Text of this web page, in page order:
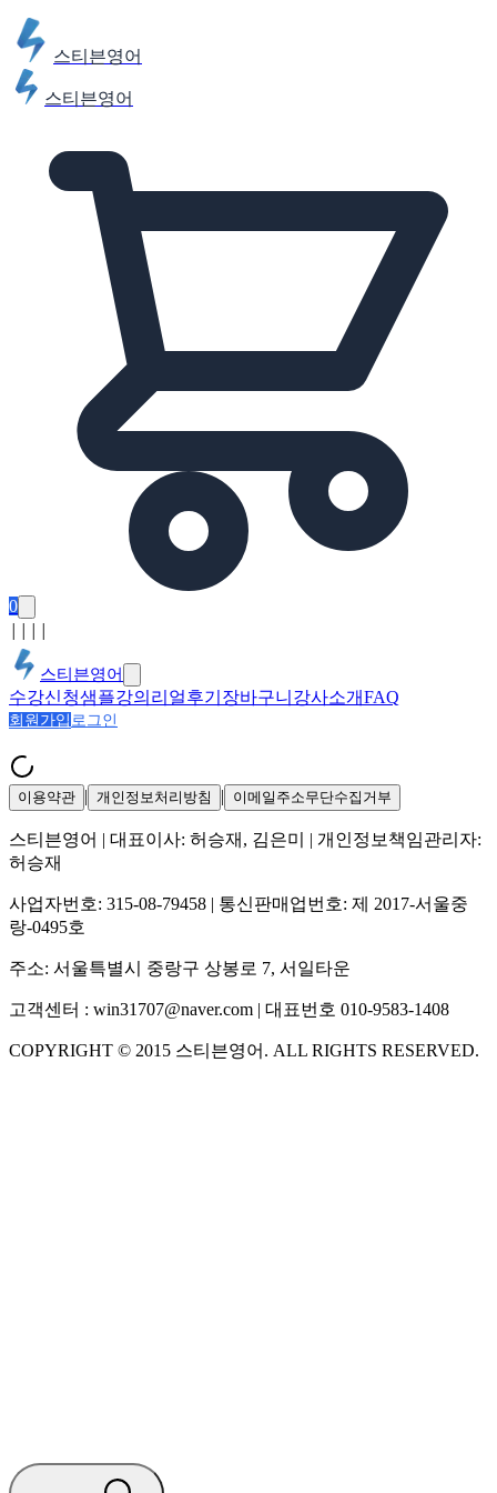
스티븐영어
스티븐영어
0
스티븐영어
수강신청샘플강의 리얼후기 장바구니 강사소개FAQ
회원가입 로그인
이용약관 | 개인정보처리방침 | 이메일주소무단수집거부
스티븐영어 | 대표이사: 허승재, 김은미
| 개인정보책임관리자:
허승재
사업자번호: 315-08-79458 | 통신판매업번호: 제 2017-서울중
랑-0495호
주소: 서울특별시 중랑구 상봉로 7, 서일타운
고객센터 : win31707@naver.com | 대표번호 010-9583-1408
COPYRIGHT © 2015 스티븐영어 . ALL RIGHTS RESERVED.